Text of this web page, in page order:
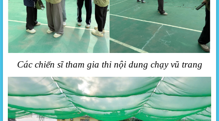
Các chiến sĩ tham gia thi nội dung chạy vũ trang